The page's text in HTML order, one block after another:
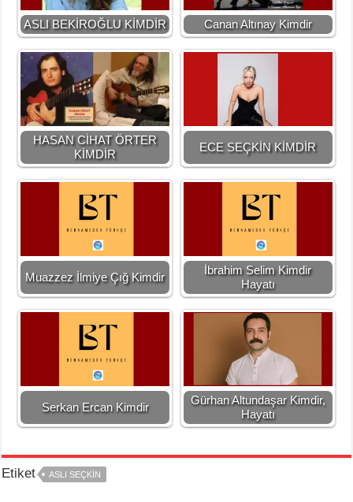
ASLI BEKİROĞLU KİMDİR Canan Altınay Kimdir
HASAN CİHAT ÖRTER
KİMDİR
ECE SEÇKİN KİMDİR
Muazzez İlmiye Çığ Kimdir
İbrahim Selim Kimdir
Hayatı
Serkan Ercan Kimdir
Gürhan Altundaşar Kimdir,
Hayatı
Etiket ASLI SEÇKIN